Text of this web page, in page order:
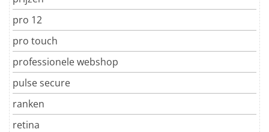
pro 12
pro touch
professionele webshop
pulse secure
ranken
retina